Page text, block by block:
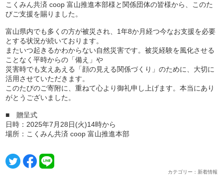
こくみん共済 coop 富山推進本部様と関係団体の皆様から、このた
びご支援を賜りました。
富山県内でも多くの方が被災され、1年8か月経つ今なお支援を必要
とする状況が続いております。
またいつ起きるかわからない自然災害です。被災経験を風化させる
ことなく平時からの「備え」や
災害時でも支えあえる「顔の見える関係づくり」のために、大切に
活用させていただきます。
このたびのご寄附に、重ねて心より御礼申し上げます。本当にあり
がとうございました。
■ 贈呈式
日時：2025年7月28日(火)14時から
場所：こくみん共済 coop 富山推進本部
カテゴリー：新着情報